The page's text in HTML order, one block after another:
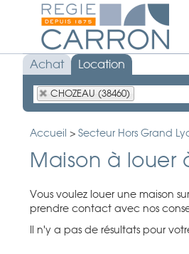
Achat Location
CHOZEAU (38460)
Accueil > Secteur Hors Grand
Maison à louer
Vous voulez louer une maison
prendre contact avec nos
Il n'y a pas de résultats pour